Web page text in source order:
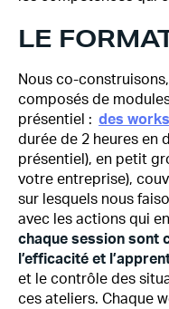
LE
Nous co-
composés de
présentiel : des
durée de 2 heures en
présentiel), en petit
votre entreprise),
sur lesquels nous
avec les actions qui
chaque session sont
l’efficacité et
et le contrôle des
ces ateliers. Chaque